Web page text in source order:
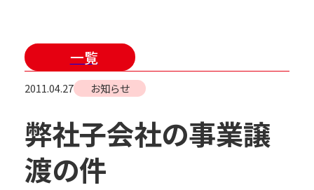
一覧
2011.04.27 お知らせ
弊社子会社の事業譲
渡の件